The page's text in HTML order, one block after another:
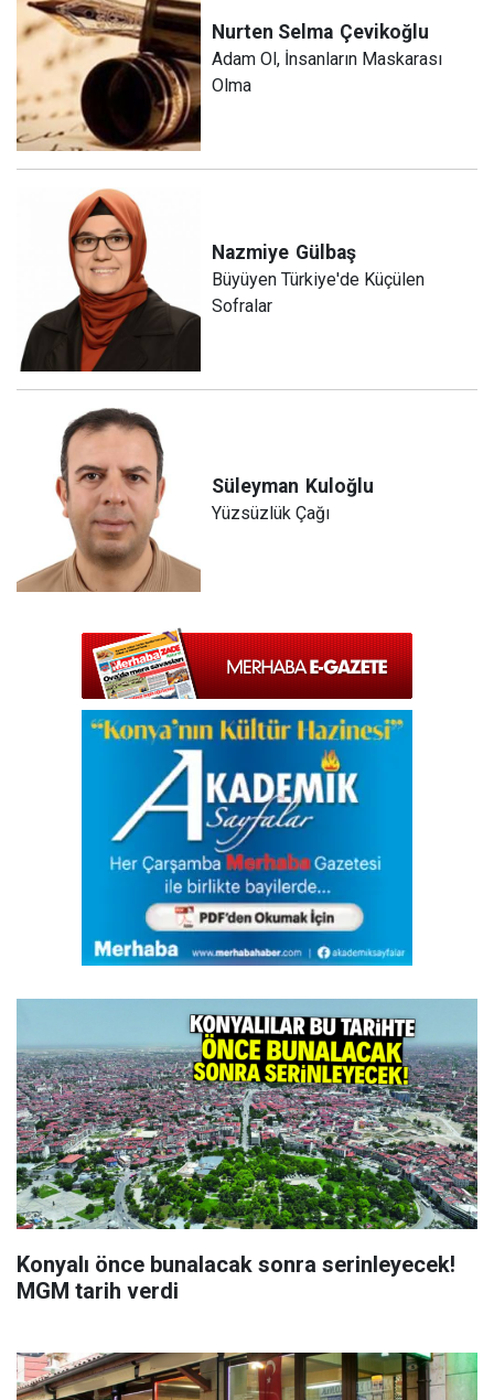
Nurten Selma Çevikoğlu
Adam Ol, İnsanların Maskarası
Olma
Nazmiye Gülbaş
Büyüyen Türkiye'de Küçülen
Sofralar
Süleyman Kuloğlu
Yüzsüzlük Çağı
Konyalı önce bunalacak sonra serinleyecek!
MGM tarih verdi